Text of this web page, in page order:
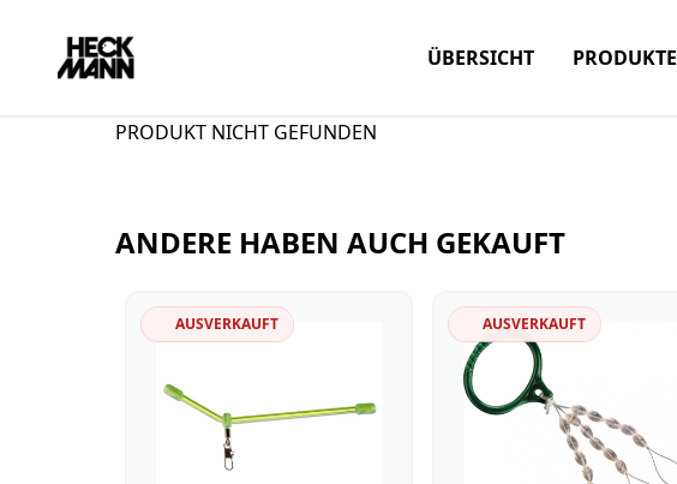
ÜBERSICHT PRODUKTE
PRODUKT NICHT GEFUNDEN
ANDERE HABEN AUCH GEKAUFT
AUSVERKAUFT AUSVERKAUFT